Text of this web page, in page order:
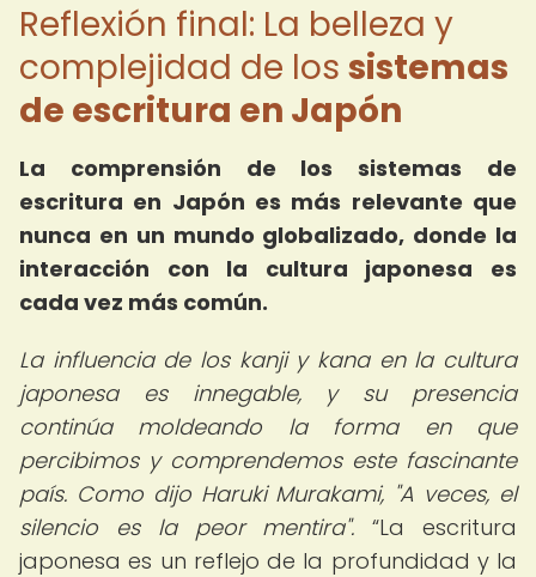
Reflexión final: La belleza y
complejidad de los sistemas
de escritura en Japón
La comprensión de los sistemas de
escritura en Japón es más relevante que
nunca en un mundo globalizado, donde la
interacción con la cultura japonesa es
cada vez más común.
La influencia de los kanji y kana en la cultura
japonesa es innegable, y su presencia
continúa moldeando la forma en que
percibimos y comprendemos este fascinante
país. Como dijo Haruki Murakami, "A veces, el
silencio es la peor mentira".
La escritura
japonesa es un reflejo de la profundidad y la